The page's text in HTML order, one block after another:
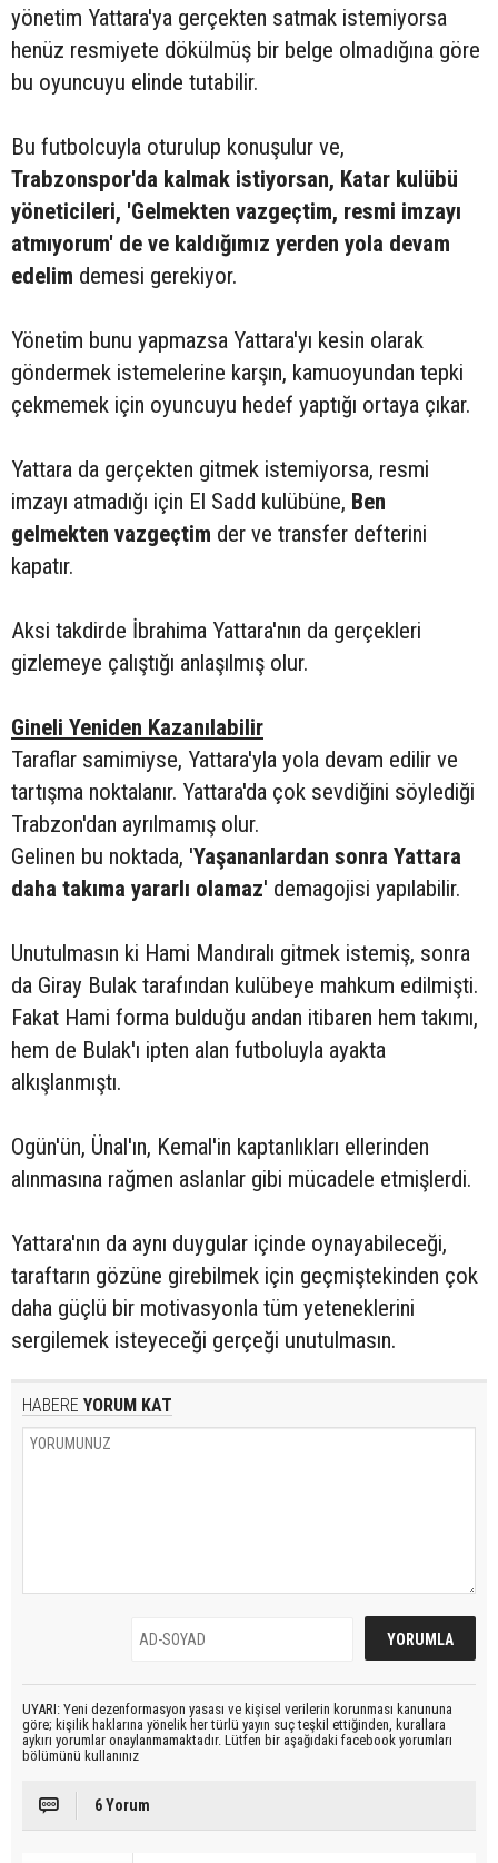
yönetim Yattara'ya gerçekten satmak istemiyorsa
henüz resmiyete dökülmüş bir belge olmadığına göre
bu oyuncuyu elinde tutabilir.
Bu futbolcuyla oturulup konuşulur ve,
Trabzonspor'da kalmak istiyorsan, Katar kulübü
yöneticileri, 'Gelmekten vazgeçtim, resmi imzayı
atmıyorum' de ve kaldığımız yerden yola devam
edelim demesi gerekiyor.
Yönetim bunu yapmazsa Yattara'yı kesin olarak
göndermek istemelerine karşın, kamuoyundan tepki
çekmemek için oyuncuyu hedef yaptığı ortaya çıkar.
Yattara da gerçekten gitmek istemiyorsa, resmi
imzayı atmadığı için El Sadd kulübüne, Ben
gelmekten vazgeçtim der ve transfer defterini
kapatır.
Aksi takdirde İbrahima Yattara'nın da gerçekleri
gizlemeye çalıştığı anlaşılmış olur.
Gineli Yeniden Kazanılabilir
Taraflar samimiyse, Yattara'yla yola devam edilir ve
tartışma noktalanır. Yattara'da çok sevdiğini söylediği
Trabzon'dan ayrılmamış olur.
Gelinen bu noktada, 'Yaşananlardan sonra Yattara
daha takıma yararlı olamaz' demagojisi yapılabilir.
Unutulmasın ki Hami Mandıralı gitmek istemiş, sonra
da Giray Bulak tarafından kulübeye mahkum edilmişti.
Fakat Hami forma bulduğu andan itibaren hem takımı,
hem de Bulak'ı ipten alan futboluyla ayakta
alkışlanmıştı.
Ogün'ün, Ünal'ın, Kemal'in kaptanlıkları ellerinden
alınmasına rağmen aslanlar gibi mücadele etmişlerdi.
Yattara'nın da aynı duygular içinde oynayabileceği,
taraftarın gözüne girebilmek için geçmiştekinden çok
daha güçlü bir motivasyonla tüm yeteneklerini
sergilemek isteyeceği gerçeği unutulmasın.
HABERE YORUM KAT
UYARI: Yeni dezenformasyon yasası ve kişisel verilerin korunması kanununa
göre; kişilik haklarına yönelik her türlü yayın suç teşkil ettiğinden, kurallara
aykırı yorumlar onaylanmamaktadır. Lütfen bir aşağıdaki facebook yorumları
bölümünü kullanınız
6 Yorum